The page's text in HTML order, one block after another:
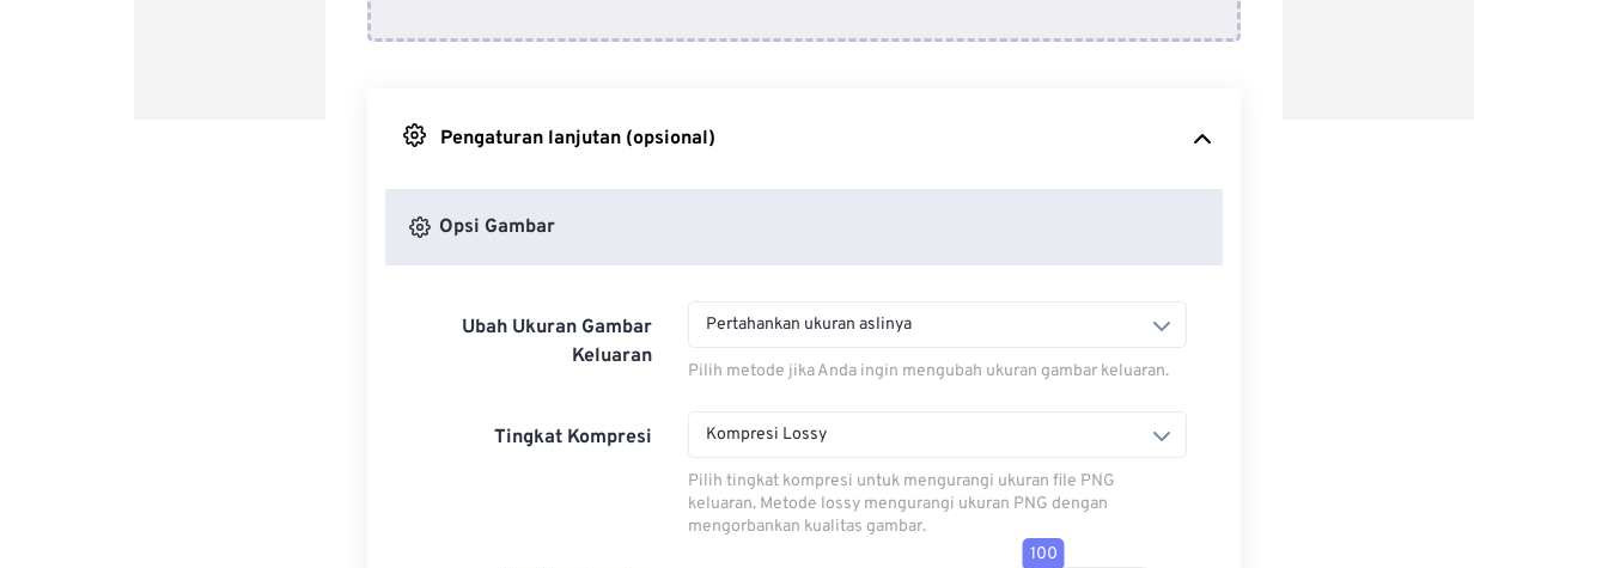
Pengaturan lanjutan (opsional)
Opsi Gambar
Ubah Ukuran Gambar
Keluaran
Pertahankan ukuran aslinya
Pilih metode jika Anda ingin mengubah ukuran gambar keluaran.
Tingkat Kompresi Kompresi Lossy
Pilih tingkat kompresi untuk mengurangi ukuran file PNG
keluaran. Metode lossy mengurangi ukuran PNG dengan
mengorbankan kualitas gambar.
100